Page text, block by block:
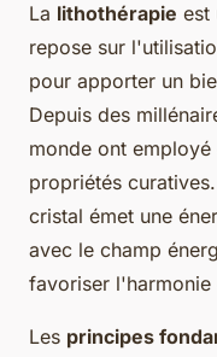
La lithothérapie est
repose sur
pour apporter un
Depuis des
monde ont
propriétés
cristal émet une
avec le champ
favoriser l'harmonie
Les principes